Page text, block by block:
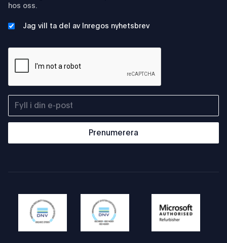
hos oss.
Jag vill ta del av Inregos nyhetsbrev
Prenumerera